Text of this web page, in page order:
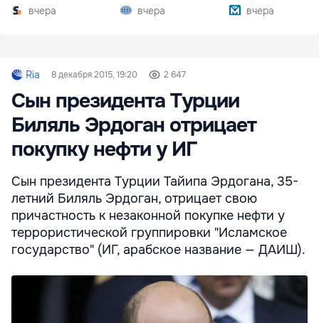
вчера
вчера
вчера
Ria 8 декабря 2015, 19:20 2 647
Сын президента Турции
Биляль Эрдоган отрицает
покупку нефти у ИГ
Сын президента Турции Тайипа Эрдогана, 35-
летний Биляль Эрдоган, отрицает свою
причастность к незаконной покупке нефти у
террористической группировки "Исламское
государство" (ИГ, арабское название — ДАИШ).